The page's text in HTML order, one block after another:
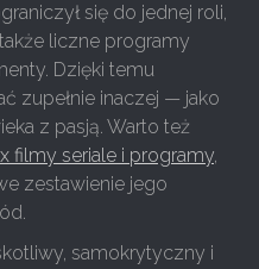
się do jednej roli,
liczne programy
Dzięki temu
zupełnie inaczej — jako
z pasją. Warto też
filmy seriale i programy,
zestawienie jego
samokrytyczny i